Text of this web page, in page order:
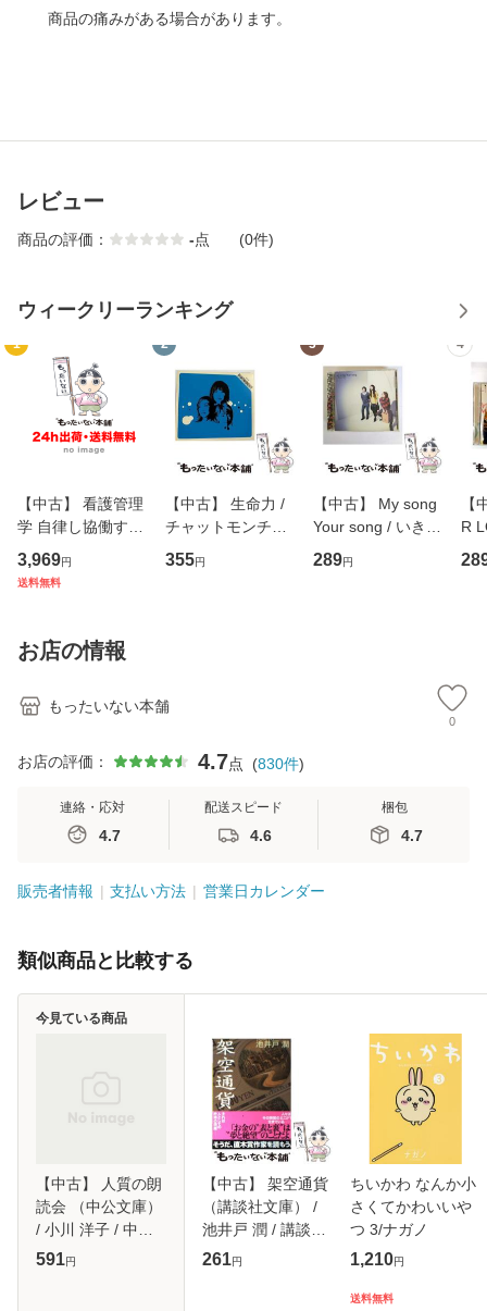
商品の痛みがある場合があります。
レビュー
商品の評価： -点 (0件)
ウィークリーランキング
1
【中古】 看護管理
学 自律し協働する
専門職の看護マネ
ジメントスキル 改
恵 藤本幸三 / 南江
堂 [単行
3,969円
送料無料
2
【中古】 生命力 /
チャットモンチー /
キューンレコード
[CD]【メール便送
355円
3
【中古】 My song
Your song / いきも
のがかり / [CD]
【メール便送料無
289円
4
【
R
産
お店の情報
もったいない本舗
0
お店の評価： 4.7点 (830件)
連絡・応対
4.7
配送スピード
4.6
梱包
4.7
販売者情報 支払い方法 営業日カレンダー
類似商品と比較する
【中古】 人質の朗
読会 （中公文庫）
/ 小川 洋子 / 中央
公論新社 [文庫]
591円
今見ている商品
【中古】 架空通貨
（講談社文庫） /
池井戸 潤 / 講談社
[文庫]【メール便送
261円
ちいかわ なんか小
さくてかわいいや
つ 3/ナガノ
1,210円
送料無料